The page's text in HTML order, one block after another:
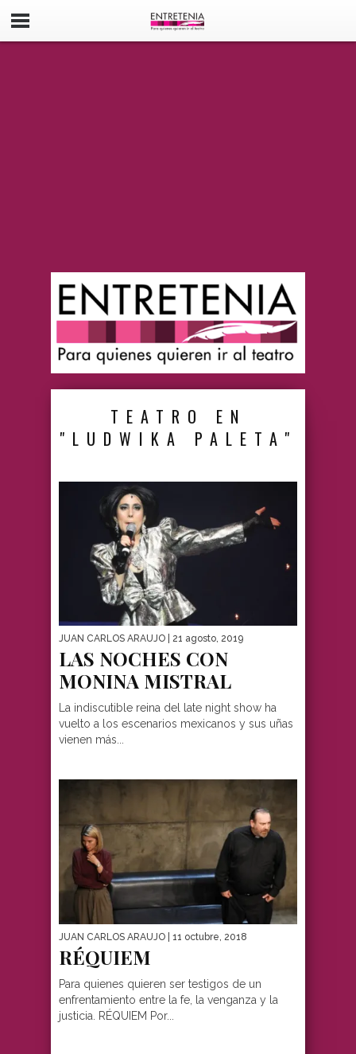
TEATRO EN
"LUDWIKA PALETA"
JUAN CARLOS ARAUJO | 21 agosto, 2019
LAS NOCHES CON
MONINA MISTRAL
La indiscutible reina del late night show ha
vuelto a los escenarios mexicanos y sus uñas
vienen más...
JUAN CARLOS ARAUJO | 11 octubre, 2018
RÉQUIEM
Para quienes quieren ser testigos de un
enfrentamiento entre la fe, la venganza y la
justicia. RÉQUIEM Por...